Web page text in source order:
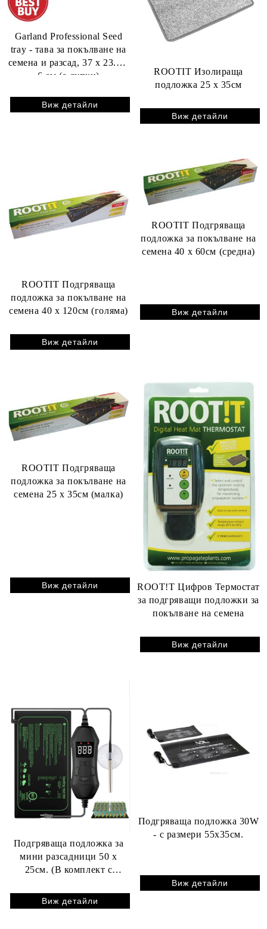
Garland Professional Seed
tray - тава за покълване на
семена и разсад, 37 x 23.5 х
6 см (с дупки)
Виж детайли
ROOTIT Изолираща
подложка 25 x 35см
Виж детайли
ROOTIT Подгряваща
подложка за покълване на
семена 40 x 120см (голяма)
Виж детайли
ROOTIT Подгряваща
подложка за покълване на
семена 40 x 60см (средна)
Виж детайли
ROOTIT Подгряваща
подложка за покълване на
семена 25 x 35см (малка)
Виж детайли
ROOT!T Цифров Термостат
за подгряващи подложки за
покълване на семена
Виж детайли
Подгряваща подложка за
мини разсадници 50 x
25см. (В комплект с
Виж детайли
Подгряваща подложка 30W
- с размери 55x35см.
Виж детайли